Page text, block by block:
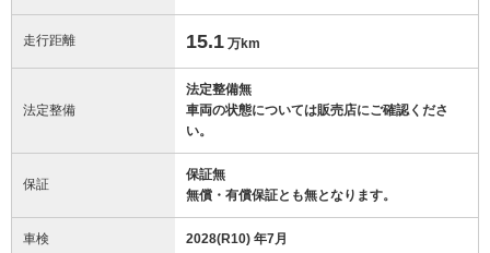
走行距離 15.1 万km
法定整備
法定整備無
車両の状態については販売店にご確認くださ
い。
保証
保証無
無償・有償保証とも無となります。
車検 2028(R10) 年7月